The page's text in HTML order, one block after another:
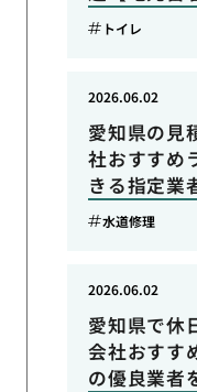
トイレ
愛知県の見
社おすすめ
きる指定業
2026.06.02
水道修理
愛知県で休
会社おすす
の優良業者
2026.06.02